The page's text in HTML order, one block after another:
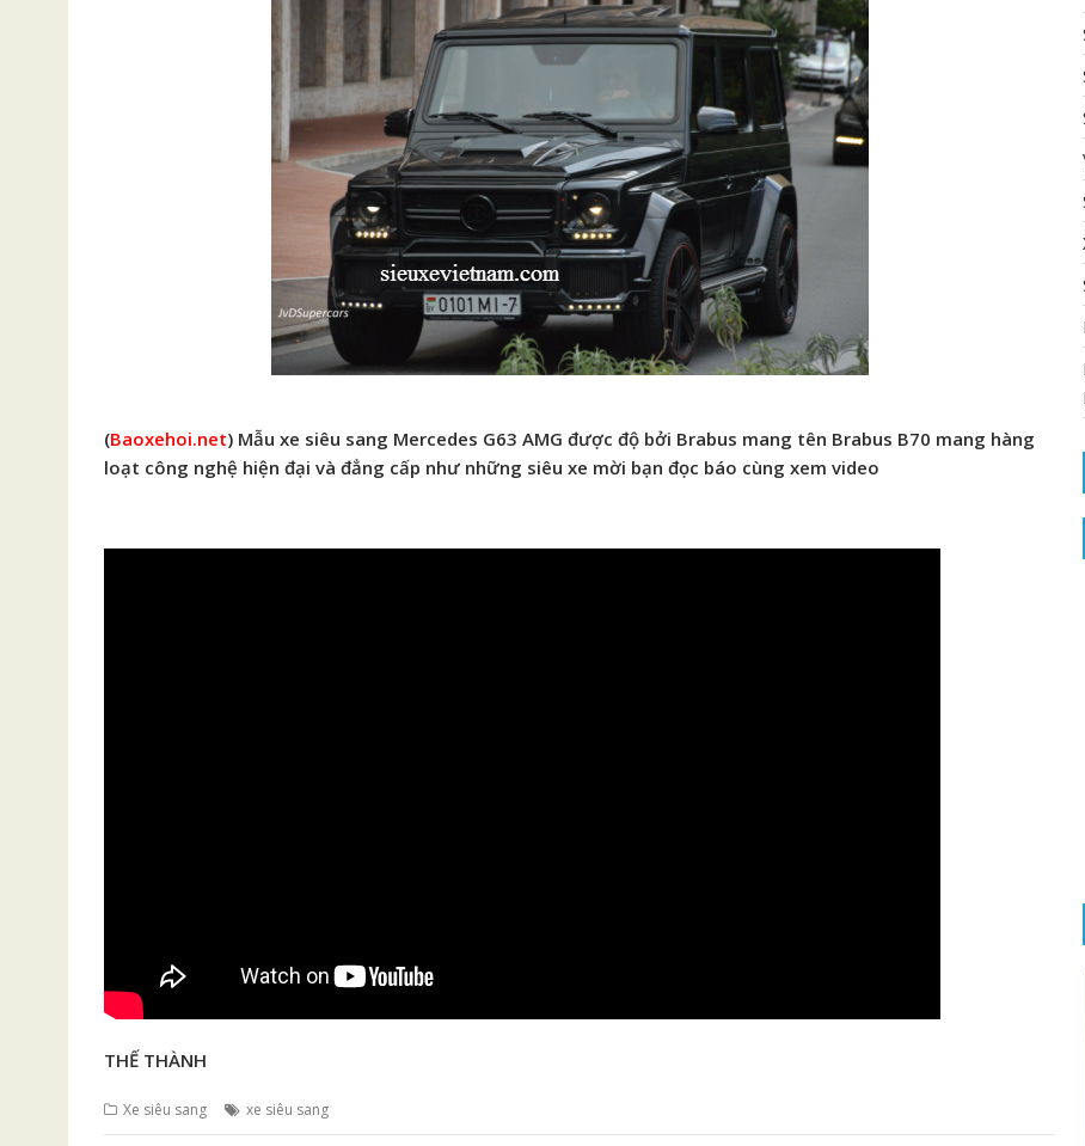
(Baoxehoi.net) Mẫu xe siêu sang Mercedes G63 AMG được độ bởi Brabus mang tên Brabus B70 mang hàng
loạt công nghệ hiện đại và đẳng cấp như những siêu xe mời bạn đọc báo cùng xem video
THẾ THÀNH
Xe siêu sang xe siêu sang